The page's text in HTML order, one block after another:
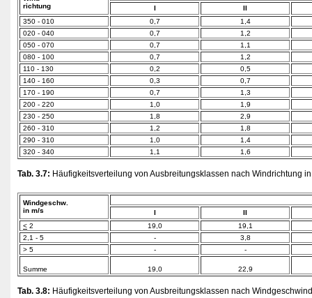
richtung
I
II
350 - 010
0,7
1,4
020 - 040
0,7
1,2
050 - 070
0,7
1,1
080 - 100
0,7
1,2
110 - 130
0,2
0,5
140 - 160
0,3
0,7
170 - 190
0,7
1,3
200 - 220
1,0
1,9
230 - 250
1,8
2,9
260 - 310
1,2
1,8
290 - 310
1,0
1,4
320 - 340
1,1 1,6
Tab. 3.7: Häufigkeitsverteilung von Ausbreitungsklassen nach Windrichtung
Windgeschw.
in m/s
I
II
< 2 19,0
19,1
2,1 - 5
-
3,8
> 5
- -
Summe 19,0 22,9
Tab. 3.8: Häufigkeitsverteilung von Ausbreitungsklassen nach